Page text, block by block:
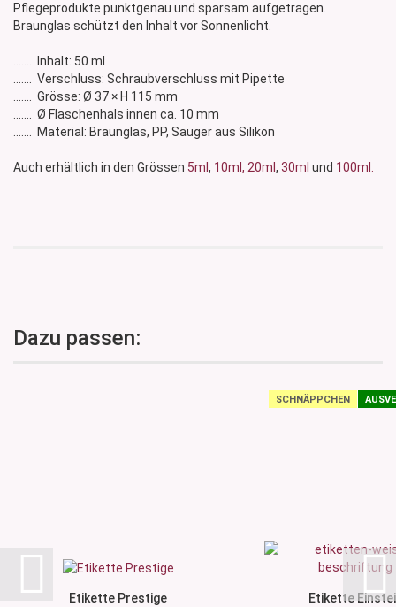
Pflegeprodukte punktgenau und sparsam aufgetragen.
Braunglas schützt den Inhalt vor Sonnenlicht.
....... Inhalt: 50 ml
....... Verschluss: Schraubverschluss mit Pipette
....... Grösse: Ø 37 × H 115 mm
....... Ø Flaschenhals innen ca. 10 mm
....... Material: Braunglas, PP, Sauger aus Silikon
Auch erhältlich in den Grössen 5ml , 10ml, 20ml , 30ml und 100ml.
Dazu passen:
Etikette Prestige
SCHNÄPPCHEN
Etikette